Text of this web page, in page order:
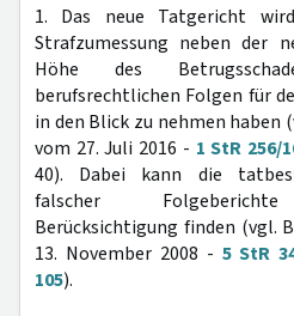
1. Das neue Tatgericht
Strafzumessung neben der
Höhe des
berufsrechtlichen Folgen für
in den Blick zu nehmen haben
vom 27. Juli 2016 - 1 StR 256/
40). Dabei kann die
falscher
Berücksichtigung finden (vgl.
13. November 2008 - 5 StR
105).